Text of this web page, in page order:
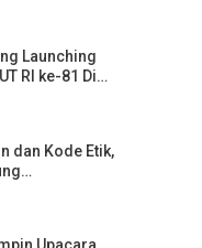
Launching
RI ke-81 Di…
dan Kode Etik,